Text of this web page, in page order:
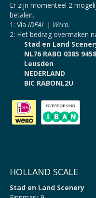
Er zijn momenteel 2
betalen.
1: Via iDEAL | Wero.
2: Het bedrag overmaken
Stad en Land
NL76 RABO 0385
Leusden
NEDERLAND
BIC RABONL2U
HOLLAND SCALE
Stad en Land Scenery